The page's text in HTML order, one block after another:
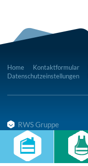
Home Kontaktformular
Datenschutzeinstellungen
RWS Gruppe
Gebäudeservice
Hauswirtschaft